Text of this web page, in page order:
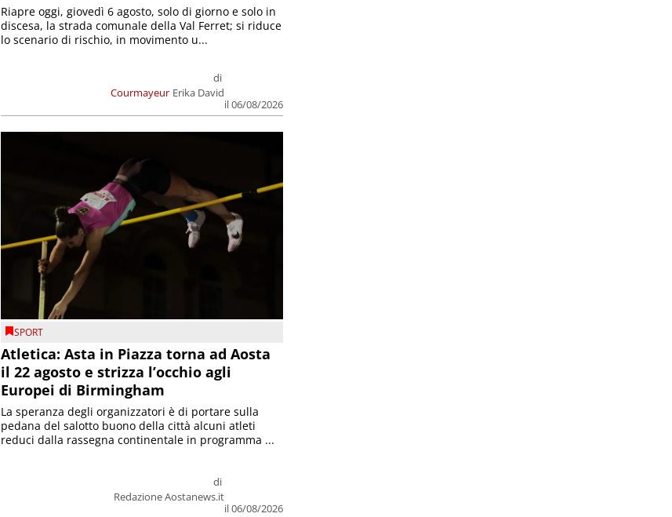
Courmayeur
di
Erika David
il 06/08/2026
Riapre oggi, giovedì 6 agosto, solo di giorno e solo in
discesa, la strada comunale della Val Ferret; si riduce
lo scenario di rischio, in movimento u...
SPORT
Atletica: Asta in Piazza torna ad Aosta
il 22 agosto e strizza l’occhio agli
Europei di Birmingham
di
Redazione Aostanews.it
il 06/08/2026
La speranza degli organizzatori è di portare sulla
pedana del salotto buono della città alcuni atleti
reduci dalla rassegna continentale in programma ...